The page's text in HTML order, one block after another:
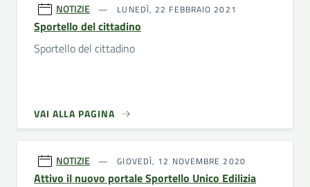
NOTIZIE LUNEDÌ, 22 FEBBRAIO 2021
Sportello del cittadino
Sportello del cittadino
VAI ALLA PAGINA
NOTIZIE GIOVEDÌ, 12 NOVEMBRE 2020
Attivo il nuovo portale Sportello Unico Edilizia